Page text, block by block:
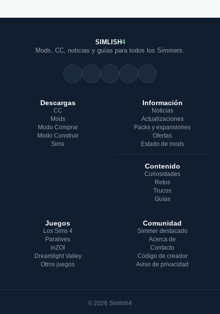
SIMLISH4
Mods, CC, noticias y guías para todos los Simmers.
Descargas
CC
Mods
Modo Comprar
Modo Construir
Sims
Información
Noticias
Actualizaciones
Packs y expansiones
Ofertas
Estado de mods
Contenido
Curiosidades
Retos
Trucos
Guías
Juegos
Los Sims 4
Paralives
inZOI
Dreamlight Valley
Otros juegos
Comunidad
Simmer destacado
Acerca de
Contacto
Código de creador
Aviso de privacidad
© 2026 Simlish4